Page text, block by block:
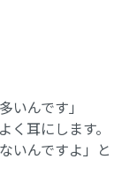
いんです」
耳にします。
いんですよ」と